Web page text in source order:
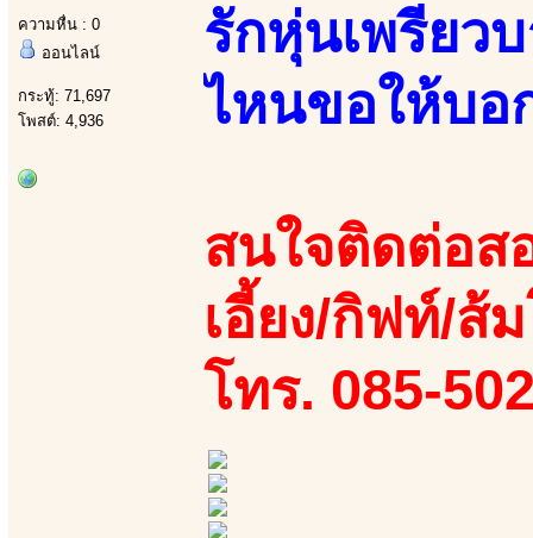
ความหื่น : 0
ออนไลน์
กระทู้: 71,697
โพสต์: 4,936
รักหุ่นเพรียว
ไหนขอให้บอ
สนใจติดต่อส
เอี้ยง/กิฟท์/ส้
โทร. 085-